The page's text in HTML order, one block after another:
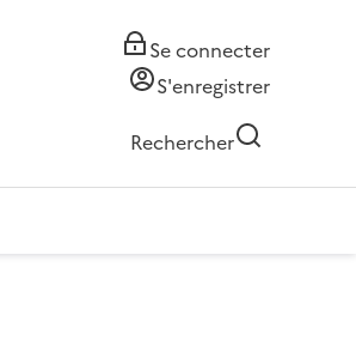
Se connecter
S'enregistrer
Rechercher